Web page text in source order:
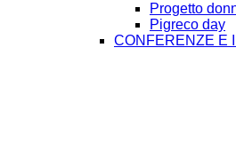
Progetto
Pigreco day
CONFERENZE E